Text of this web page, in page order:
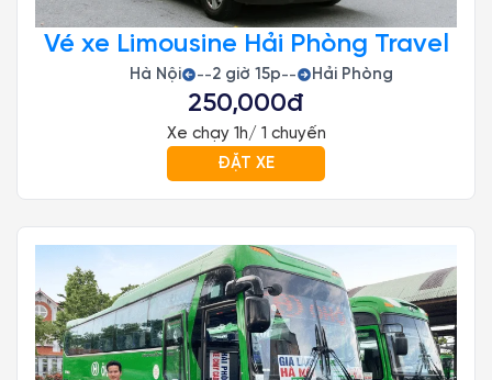
Vé xe Limousine Hải Phòng Travel
Hà Nội --2 giờ 15p-- Hải Phòng
250,000đ
Xe chạy 1h/ 1 chuyến
ĐẶT XE